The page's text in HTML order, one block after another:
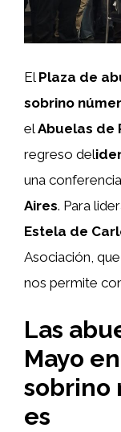
El Plaza de
sobrino
elAbuelas de
regreso del
una
Aires. Para
Estela de
Asociación,
nos permite
Las
Mayo
sobrino
es